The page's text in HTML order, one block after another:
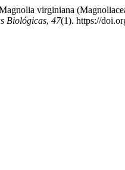
virginiana
Biológicas, 47(1). https://